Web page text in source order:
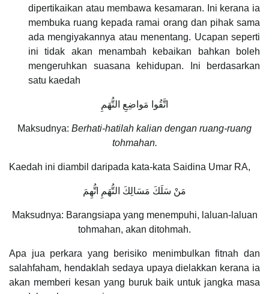
dipertikaikan atau membawa kesamaran. Ini kerana ia
membuka ruang kepada ramai orang dan pihak sama
ada mengiyakannya atau menentang. Ucapan seperti
ini tidak akan menambah kebaikan bahkan boleh
mengeruhkan suasana kehidupan. Ini berdasarkan
satu kaedah
اتَّقُوا مَواضِعِ التُّهَمِ
Maksudnya: Berhati-hatilah kalian dengan ruang-ruang
tohmahan.
Kaedah ini diambil daripada kata-kata Saidina Umar RA,
مَنْ سَلَكَ مَسَالِكَ التُّهَمِ اتُّهِمَ
Maksudnya: Barangsiapa yang menempuhi, laluan-laluan
tohmahan, akan ditohmah.
Apa jua perkara yang berisiko menimbulkan fitnah dan
salahfaham, hendaklah sedaya upaya dielakkan kerana ia
akan memberi kesan yang buruk baik untuk jangka masa